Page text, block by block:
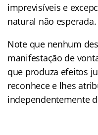
imprevisíveis e
natural não esperada.
Note que nenhum
manifestação de
que produza efeitos
reconhece e lhes
independentemente